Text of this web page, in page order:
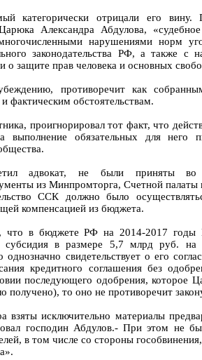
категорически отрицали его вину.
Александра Абдулова, «судебное
нарушениями норм
законодательства РФ, а также с
о защите прав человека и основных
противоречит как
и фактическим обстоятельствам.
проигнорировал тот факт, что
выполнение обязательных для него
адвокат, не были приняты во
из Минпромторга, Счетной
ССК должно было
компенсацией из бюджета.
что в бюджете РФ на 2014-2017
субсидия в размере 5,7 млрд руб. на
однозначно свидетельствует о его
кредитного соглашения без
последующего одобрения, которое
получено), то оно не противоречит
взяты исключительно материалы
господин Абдулов.- При этом не
в том числе со стороны